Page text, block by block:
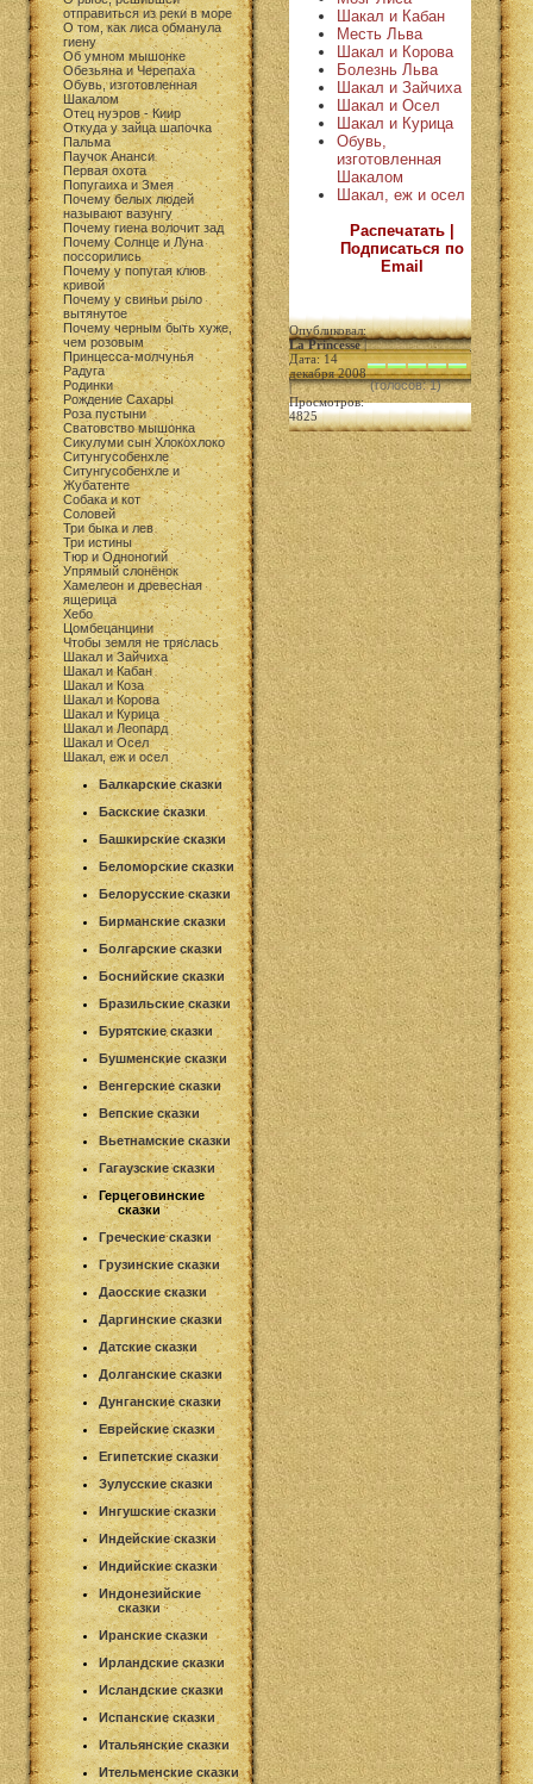
отправиться из реки в море
О том, как лиса обманула
гиену
Об умном мышонке
Обезьяна и Черепаха
Обувь, изготовленная
Шакалом
Отец нуэров - Киир
Откуда у зайца шапочка
Пальма
Паучок Ананси
Первая охота
Попугаиха и Змея
Почему белых людей
называют вазунгу
Почему гиена волочит зад
Почему Солнце и Луна
поссорились
Почему у попугая клюв
кривой
Почему у свиньи рыло
вытянутое
Почему черным быть хуже,
чем розовым
Принцесса-молчунья
Радуга
Родинки
Рождение Сахары
Роза пустыни
Сватовство мышонка
Сикулуми сын Хлокохлоко
Ситунгусобенхле
Ситунгусобенхле и
Жубатенте
Собака и кот
Соловей
Три быка и лев
Три истины
Тюр и Одноногий
Упрямый слонёнок
Хамелеон и древесная
ящерица
Хебо
Цомбецанцини
Чтобы земля не тряслась
Шакал и Зайчиха
Шакал и Кабан
Шакал и Коза
Шакал и Корова
Шакал и Курица
Шакал и Леопард
Шакал и Осел
Шакал, еж и осел
Балкарские сказки
Баскские сказки
Башкирские сказки
Беломорские сказки
Белорусские сказки
Бирманские сказки
Болгарские сказки
Боснийские сказки
Бразильские сказки
Бурятские сказки
Бушменские сказки
Венгерские сказки
Вепские сказки
Вьетнамские сказки
Гагаузские сказки
Герцеговинские
сказки
Греческие сказки
Грузинские сказки
Даосские сказки
Даргинские сказки
Датские сказки
Долганские сказки
Дунганские сказки
Еврейские сказки
Египетские сказки
Зулусские сказки
Ингушские сказки
Индейские сказки
Индийские сказки
Индонезийские
сказки
Иранские сказки
Ирландские сказки
Исландские сказки
Испанские сказки
Итальянские сказки
Ительменские сказки
Шакал и Кабан
Месть Льва
Шакал и Корова
Болезнь Льва
Шакал и Зайчиха
Шакал и Осел
Шакал и Курица
Обувь,
изготовленная
Шакалом
Шакал, еж и осел
Распечатать |
Подписаться по
Email
Опубликовал:
La Princesse|
Дата: 14
декабря 2008
|
Просмотров:
4825
(голосов: 1)